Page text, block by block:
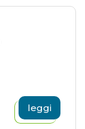
leggi